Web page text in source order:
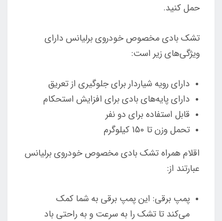
حمل کنید.
تشک بادی مخصوص خودروی برلیانس دارای
ویژگی‌های زیر است:
دارای رویه شیاردار برای جلوگیری از تعریق
دارای پایه‌های بادی برای افزایش استحکام
قابل استفاده برای دو نفر
تحمل وزن تا 150 کیلوگرم
اقلام همراه تشک بادی مخصوص خودروی برلیانس
عبارتند از:
پمپ برقی: این پمپ برقی به شما کمک
می‌کند تا تشک را به سرعت و به راحتی باد